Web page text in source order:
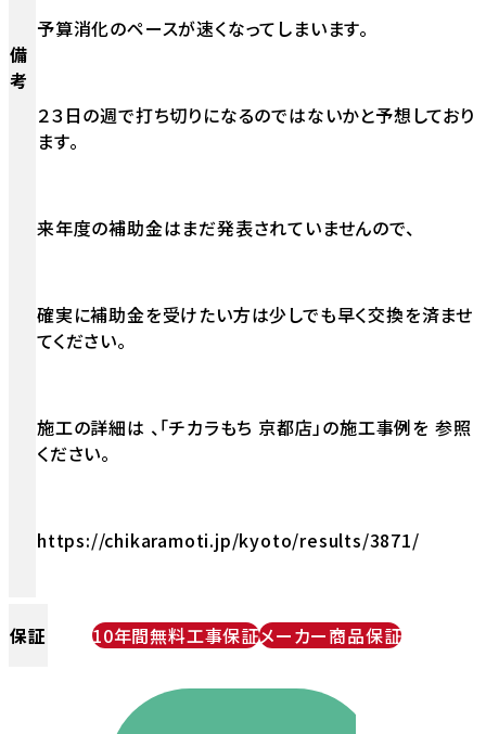
備
考
予算消化のペースが速くなってしまいます。
２３日の週で打ち切りになるのではないかと予想しており
ます。
来年度の補助金はまだ発表されていませんので、
確実に補助金を受けたい方は少しでも早く交換を済ませ
てください。
施工の詳細は 、「チカラもち 京都店」の施工事例を 参照
ください。
https://chikaramoti.jp/kyoto/results/3871/
保証 10年間無料工事保証メーカー商品保証